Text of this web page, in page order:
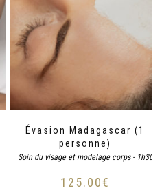
Évasion Madagascar (1
personne)
Soin du visage et modelage corps - 1h30
125.00€